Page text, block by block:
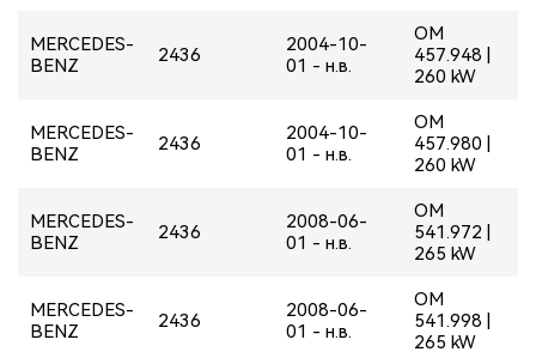
MERCEDES-
BENZ
2436
2004-10-
01 - н.в.
OM
457.948 |
260 kW
MERCEDES-
BENZ
2436
2004-10-
01 - н.в.
OM
457.980 |
260 kW
MERCEDES-
BENZ
2436
2008-06-
01 - н.в.
OM
541.972 |
265 kW
MERCEDES-
BENZ
2436
2008-06-
01 - н.в.
OM
541.998 |
265 kW